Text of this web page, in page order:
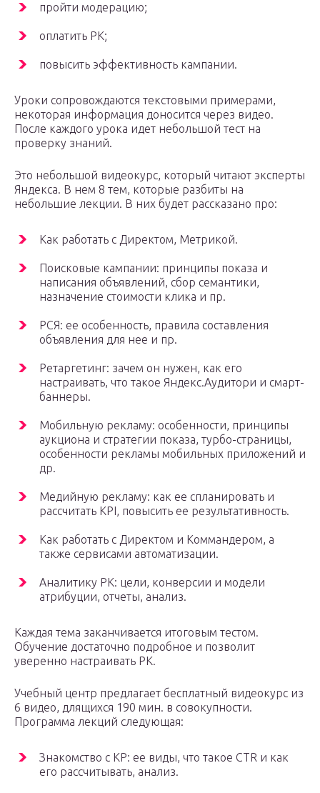
пройти модерацию;
оплатить РК;
повысить эффективность кампании.
Уроки сопровождаются текстовыми примерами,
некоторая информация доносится через видео.
После каждого урока идет небольшой тест на
проверку знаний.
Это небольшой видеокурс, который читают эксперты
Яндекса. В нем 8 тем, которые разбиты на
небольшие лекции. В них будет рассказано про:
Как работать с Директом, Метрикой.
Поисковые кампании: принципы показа и
написания объявлений, сбор семантики,
назначение стоимости клика и пр.
РСЯ: ее особенность, правила составления
объявления для нее и пр.
Ретаргетинг: зачем он нужен, как его
настраивать, что такое Яндекс.Аудитори и смарт-
баннеры.
Мобильную рекламу: особенности, принципы
аукциона и стратегии показа, турбо-страницы,
особенности рекламы мобильных приложений и
др.
Медийную рекламу: как ее спланировать и
рассчитать KPI, повысить ее результативность.
Как работать с Директом и Коммандером, а
также сервисами автоматизации.
Аналитику РК: цели, конверсии и модели
атрибуции, отчеты, анализ.
Каждая тема заканчивается итоговым тестом.
Обучение достаточно подробное и позволит
уверенно настраивать РК.
Учебный центр предлагает бесплатный видеокурс из
6 видео, длящихся 190 мин. в совокупности.
Программа лекций следующая:
Знакомство с КР: ее виды, что такое CTR и как
его рассчитывать, анализ.